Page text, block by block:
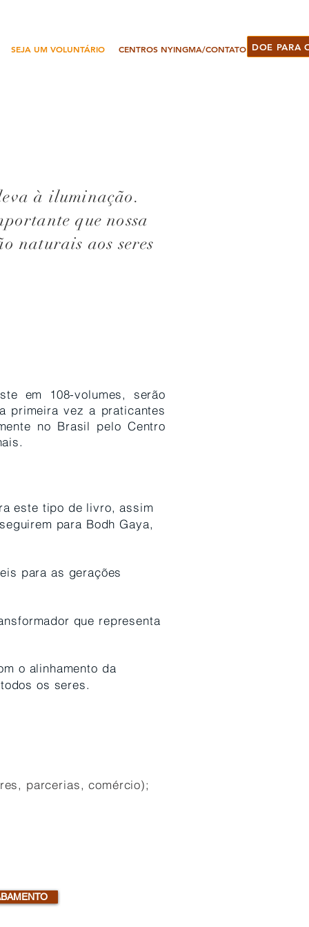
SEJA UM VOLUNTÁRIO CENTROS NYINGMA/CONTATO DOE PARA
à iluminação.
que nossa
naturais aos seres
em 108-volumes, serão
primeira vez a praticantes
no Brasil pelo Centro
este tipo de livro, assim
para Bodh Gaya,
para as gerações
que representa
o alinhamento da
os seres.
parcerias, comércio);